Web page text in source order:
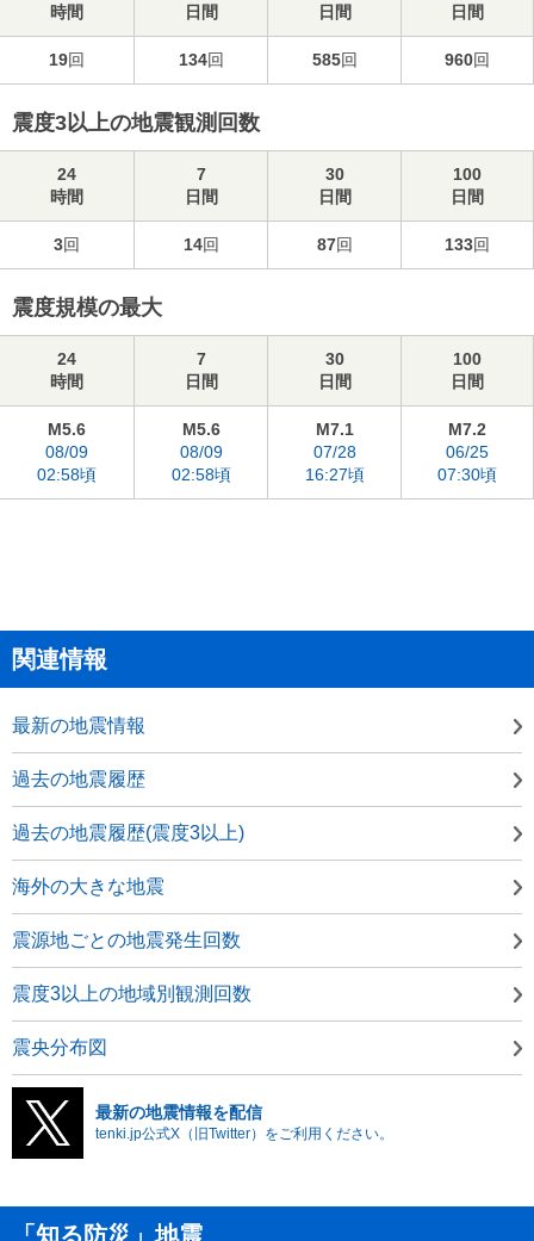
時間
日間
日間
日間
19回 134回 585回 960回
震度3以上の地震観測回数
24
時間
7
日間
30
日間
100
日間
3回 14回 87回 133回
震度規模の最大
24
時間
7
日間
30
日間
100
日間
M5.6
08/09
02:58頃
M5.6
08/09
02:58頃
M7.1
07/28
16:27頃
M7.2
06/25
07:30頃
関連情報
最新の地震情報
過去の地震履歴
過去の地震履歴(震度3以上)
海外の大きな地震
震源地ごとの地震発生回数
震度3以上の地域別観測回数
震央分布図
最新の地震情報を配信
tenki.jp公式X（旧Twitter）をご利用ください。
「知る防災」地震